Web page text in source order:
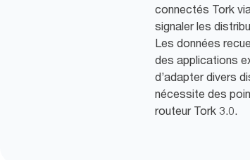
connectés Tork
signaler les
Les données
des applications
d’adapter divers
nécessite des
routeur Tork 3.0.